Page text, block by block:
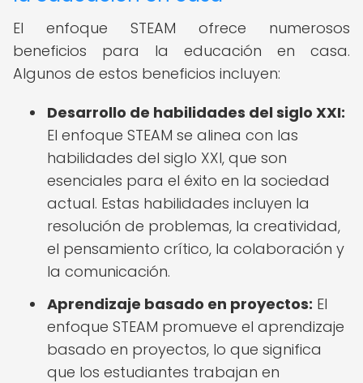
El enfoque STEAM ofrece numerosos
beneficios para la educación en casa.
Algunos de estos beneficios incluyen:
Desarrollo de habilidades del siglo XXI:
El enfoque STEAM se alinea con las
habilidades del siglo XXI, que son
esenciales para el éxito en la sociedad
actual. Estas habilidades incluyen la
resolución de problemas, la creatividad,
el pensamiento crítico, la colaboración y
la comunicación.
Aprendizaje basado en proyectos: El
enfoque STEAM promueve el aprendizaje
basado en proyectos, lo que significa
que los estudiantes trabajan en